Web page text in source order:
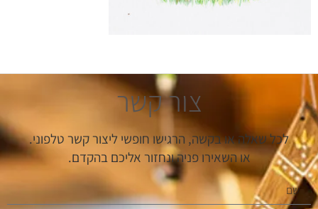
צור קשר
לכל שאלה או בקשה, הרגישו חופשי ליצור קשר טלפוני.
או השאירו פניה ונחזור אליכם בהקדם.